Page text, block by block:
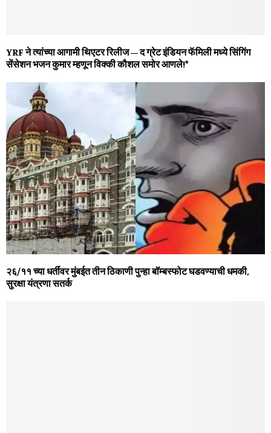
YRF ने त्यांच्या आगामी थिएटर रिलीज – द ग्रेट इंडियन फॅमिली मध्ये सिंगिंग
सेंसेशन भजन कुमार म्हणून विक्की कौशल समोर आणले!*
२६/११ च्या धर्तीवर मुंबईत तीन ठिकाणी पुन्हा बॉम्बस्फोट घडवण्याची धमकी,
सुरक्षा यंत्रणा सतर्क